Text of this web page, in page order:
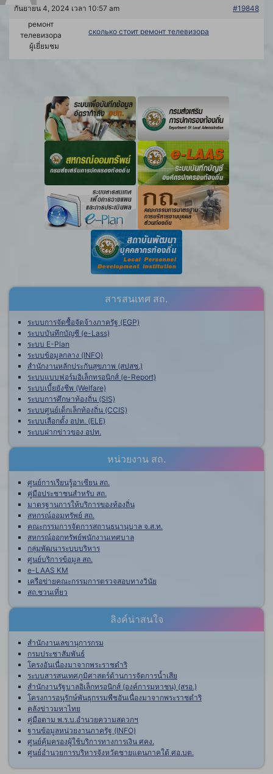
กันยายน 4, 2024 เวลา 10:57 am
#19848
ремонт
телевизора
ผู้เยี่ยมชม
сколько стоит ремонт телевизора
สารสนเทศ สถ.
ระบบการจัดซื้อจัดจ้างภาครัฐ (EGP)
ระบบบันทึกบัญชี (e-Lass)
ระบบ E-Plan
ระบบข้อมูลกลาง (INFO)
สำนักงานหลักประกันสุขภาพ (สปสช.)
ระบบแบบฟอร์มอิเล็กทรอนิกส์ (e-Report)
ระบบเบี้ยยังชีพ (Welfare)
ระบบการศึกษาท้องถิ่น (SIS)
ระบบศูนย์เด็กเล็กท้องถิ่น (CCIS)
ระบบเลือกตั้ง อปท. (ELE)
ระบบฝากข่าวของ อปท.
หน่วยงาน สถ.
ศูนย์การเรียนรู้อาเซียน สถ.
คู่มือประชาชนสำหรับ สถ.
มาตรฐานการให้บริการของท้องถิ่น
สหกรณ์ออมทรัพย์ สถ.
คณะกรรมการจัดการสถานธนานุบาล จ.ส.ท.
สหกรณ์ออกทรัพย์พนักงานเทศบาล
กลุ่มพัฒนาระบบบริหาร
ศูนย์บริการข้อมูล สถ.
e-LAAS KM
เครือข่ายคณะกรรมการตรวจสอบทางวินัย
สถ.ชวนเที่ยว
ลิงค์น่าสนใจ
สำนักงานเลขานุการกรม
กรมประชาสัมพันธ์
โครงอันเนื่องมาจากพระราชดำริ
ระบบสารสนเทศภูมิศาสตร์ด้านการจัดการน้ำเสีย
สำนักงานรัฐบาลอิเล็กทรอนิกส์ (องค์การมหาชน) (สรอ.)
โครงการอนุรักษ์พันธุกรรมพืชอันเนื่องมาจากพระราชดำริ
คลังข่าวมหาไทย
คู่มือตาม พ.ร.บ.อำนวยความสดวกฯ
ฐานข้อมูลหน่วยงานภาครัฐ (INFO)
ศูนย์คุ้มครองผู้ใช้บริการทางการเงิน ศคง.
ศูนย์อำนวยการบริหารจังหวัดชายแดนภาคใต้ ศอ.บต.